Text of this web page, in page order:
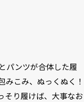
パンツが合体した履
みこみ、ぬっくぬく！
そり履けば、大事なお